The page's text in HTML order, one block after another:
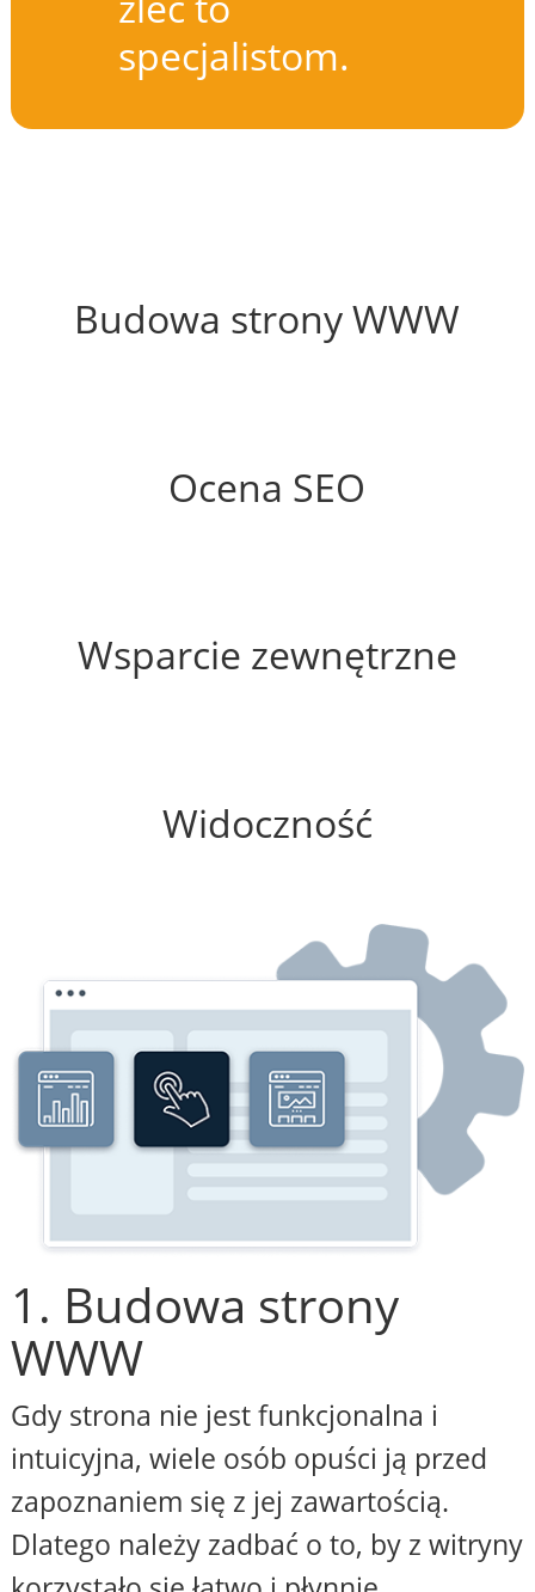
specjalistom.
Budowa strony WWW
Ocena SEO
Wsparcie zewnętrzne
Widoczność
1. Budowa strony
WWW
Gdy strona nie jest funkcjonalna i
intuicyjna, wiele osób opuści ją przed
zapoznaniem się z jej zawartością.
Dlatego należy zadbać o to, by z witryny